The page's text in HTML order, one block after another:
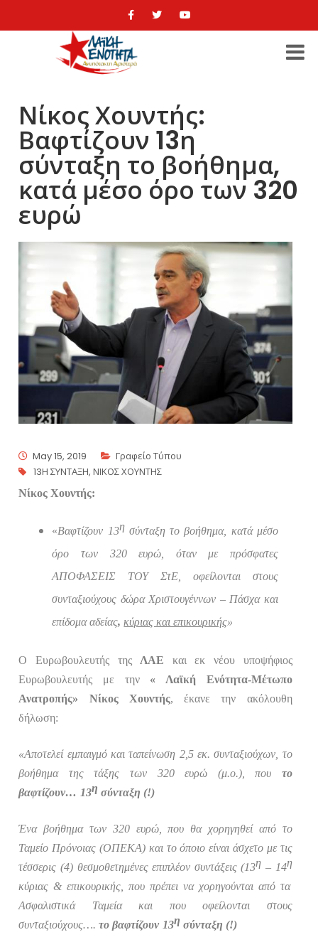
Νίκος Χουντής:
Βαφτίζουν 13η
σύνταξη το βοήθημα,
κατά μέσο όρο των 320
ευρώ
May 15, 2019
Γραφείο Τύπου
13Η ΣΥΝΤΑΞΗ,ΝΙΚΟΣ ΧΟΥΝΤΗΣ
Νίκος Χουντής:
«Βαφτίζουν 13η σύνταξη το βοήθημα, κατά μέσο
όρο των 320 ευρώ, όταν με πρόσφατες
ΑΠΟΦΑΣΕΙΣ ΤΟΥ ΣτΕ, οφείλονται στους
συνταξιούχους δώρα Χριστουγέννων – Πάσχα και
επίδομα αδείας, κύριας και επικουρικής»
Ο Ευρωβουλευτής της ΛΑΕ και εκ νέου υποψήφιος
Ευρωβουλευτής με την « Λαϊκή Ενότητα-Μέτωπο
Ανατροπής»
Νίκος Χουντής, έκανε την ακόλουθη
δήλωση:
«Αποτελεί εμπαιγμό και ταπείνωση 2,5 εκ. συνταξιούχων, το
βοήθημα
της τάξης των 320 ευρώ (μ.ο.), που το
βαφτίζουν… 13η σύνταξη (!)
Ένα βοήθημα των 320 ευρώ, που θα χορηγηθεί από το
Ταμείο Πρόνοιας (ΟΠΕΚΑ) και το όποιο είναι άσχετο με τις
τέσσερις (4) θεσμοθετημένες επιπλέον συντάξεις (13η – 14η
κύριας & επικουρικής, που πρέπει να χορηγούνται από τα
Ασφαλιστικά Ταμεία και που οφείλονται στους
συνταξιούχους….το βαφτίζουν 13η σύνταξη (!)